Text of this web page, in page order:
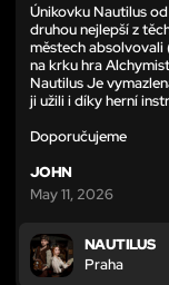
Únikovku Nautilus
druhou nejlepší z
městech absolvovali
na krku hra
Nautilus Je
ji užili i díky herní
Doporučujeme
JOHN
May 11, 2026
NAUTILUS
Praha